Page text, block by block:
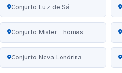
Conjunto Luiz de Sá
Conjunto Mister Thomas
Conjunto Nova Londrina